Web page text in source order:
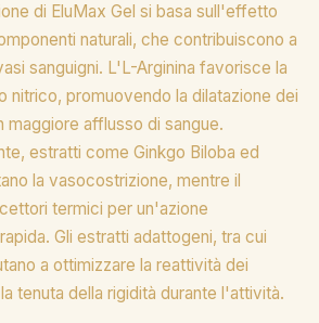
di EluMax Gel si basa sull'effetto
naturali, che contribuiscono a
sanguigni. L'L-Arginina favorisce la
nitrico, promuovendo la dilatazione dei
maggiore afflusso di sangue.
estratti come Ginkgo Biloba ed
la vasocostrizione, mentre il
termici per un'azione
Gli estratti adattogeni, tra cui
a ottimizzare la reattività dei
tenuta della rigidità durante l'attività.